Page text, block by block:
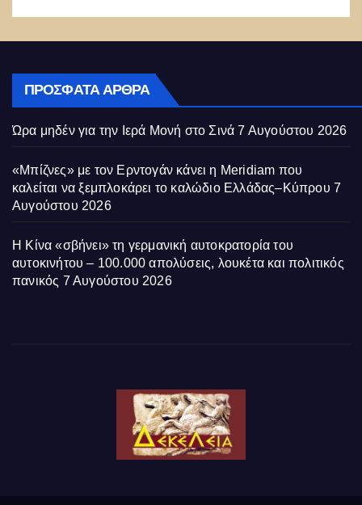
ΠΡΌΣΦΑΤΑ ΆΡΘΡΑ
Ώρα μηδέν για την Ιερά Μονή στο Σινά 7 Αυγούστου 2026
«Μπίζνες» με τον Ερντογάν κάνει η Meridiam που
καλείται να ξεμπλοκάρει το καλώδιο Ελλάδας–Κύπρου 7
Αυγούστου 2026
Η Κίνα «σβήνει» τη γερμανική αυτοκρατορία του
αυτοκινήτου – 100.000 απολύσεις, λουκέτα και πολιτικός
πανικός 7 Αυγούστου 2026